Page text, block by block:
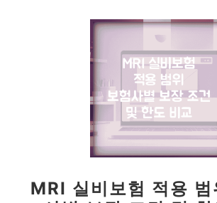
MRI 실비보험 적용